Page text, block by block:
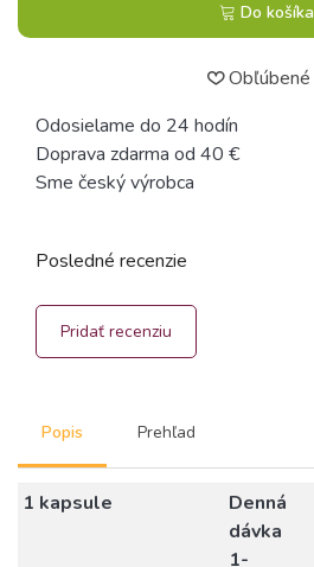
Do košíka
Obľúbené
Odosielame do 24 hodín
Doprava zdarma od 40 €
Sme český výrobca
Popis Prehľad
1 kapsule
Denná
dávka
1-
Posledné recenzie
Pridať recenziu